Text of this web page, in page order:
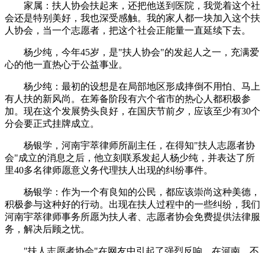
家属：扶人协会扶起来，还把他送到医院，我觉着这个社
会还是特别美好，我也深受感触。我的家人都一块加入这个扶
人协会，当一个志愿者，把这个社会正能量一直延续下去。
杨少纯，今年45岁，是"扶人协会"的发起人之一，充满爱
心的他一直热心于公益事业。
杨少纯：最初的设想是在局部地区形成摔倒不用怕、马上
有人扶的新风尚。在筹备阶段有六个省市的热心人都积极参
加。现在这个发展势头良好，在国庆节前夕，应该至少有30个
分会要正式挂牌成立。
杨银学，河南宇萃律师所副主任，在得知"扶人志愿者协
会"成立的消息之后，他立刻联系发起人杨少纯，并表达了所
里40多名律师愿意义务代理扶人出现的纠纷事件。
杨银学：作为一个有良知的公民，都应该崇尚这种美德，
积极参与这种好的行动。出现在扶人过程中的一些纠纷，我们
河南宇萃律师事务所愿为扶人者、志愿者协会免费提供法律服
务，解决后顾之忧。
"扶人志愿者协会"在网友中引起了强烈反响，在河南，不